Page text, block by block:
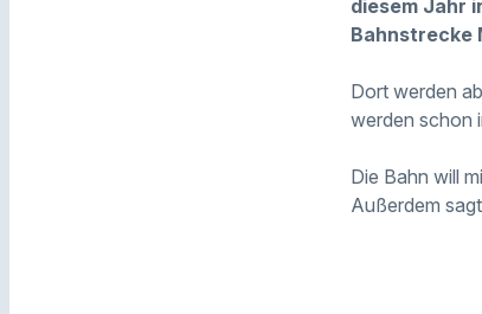
diesem Jahr
Bahnstrecke
Dort werden
werden schon
Die Bahn will
Außerdem